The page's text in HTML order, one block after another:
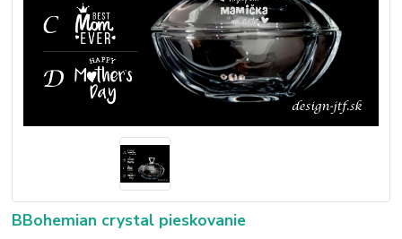
BBohemian crystal pieskovanie